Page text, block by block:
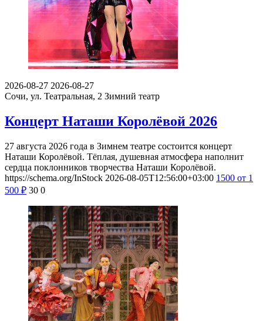
2026-08-27 2026-08-27
Сочи, ул. Театральная, 2 Зимний театр
Концерт Наташи Королёвой 2026
27 августа 2026 года в Зимнем театре состоится концерт
Наташи Королёвой. Тёплая, душевная атмосфера наполнит
сердца поклонников творчества Наташи Королёвой.
https://schema.org/InStock 2026-08-05T12:56:00+03:00 1500 от 1
500 ₽ 30 0